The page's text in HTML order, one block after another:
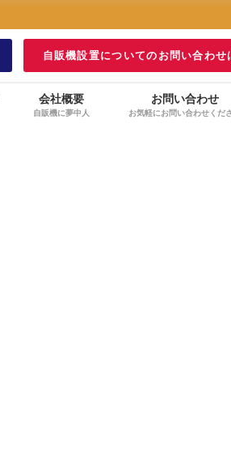
自販機設置についてのお問い合わせ
会社概要
自販機に夢中人
お問い合わせ
お気軽にお問い合わせくだ